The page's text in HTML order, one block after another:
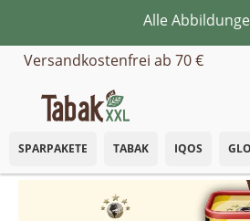
Zum Hauptinhalt springen
Alle
Versandkostenfrei ab 70 €
SPARPAKETE TABAK IQOS GLO